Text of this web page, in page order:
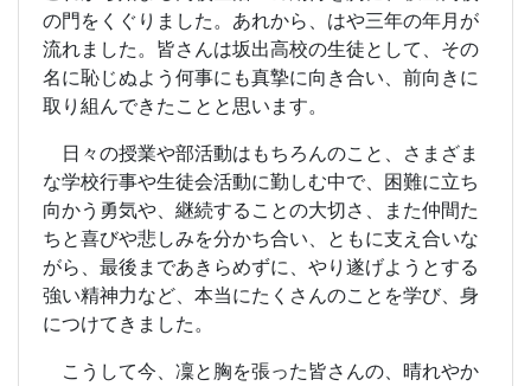
の門をくぐりました。あれから、はや三年の年月が
流れました。皆さんは坂出高校の生徒として、その
名に恥じぬよう何事にも真摯に向き合い、前向きに
取り組んできたことと思います。
日々の授業や部活動はもちろんのこと、さまざま
な学校行事や生徒会活動に勤しむ中で、困難に立ち
向かう勇気や、継続することの大切さ、また仲間た
ちと喜びや悲しみを分かち合い、ともに支え合いな
がら、最後まであきらめずに、やり遂げようとする
強い精神力など、本当にたくさんのことを学び、身
につけてきました。
こうして今、凜と胸を張った皆さんの、晴れやか